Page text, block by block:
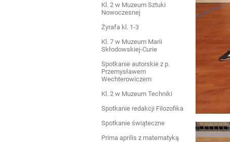
Kl. 2 w Muzeum Sztuki
Nowoczesnej
Żyrafa kl. 1-3
Kl. 7 w Muzeum Marii
Skłodowskiej-Curie
Spotkanie autorskie z p.
Przemysławem
Wechterowiczem
Kl. 2 w Muzeum Techniki
Spotkanie redakcji Filozofika
Spotkanie świąteczne
Prima aprilis z matematyką